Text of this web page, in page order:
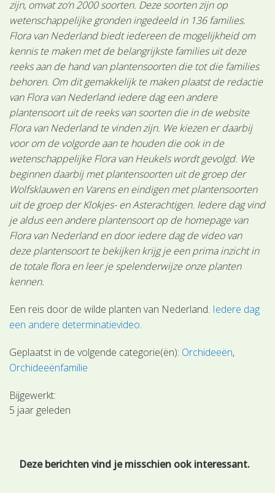
zijn, omvat zo’n 2000 soorten. Deze soorten zijn op
wetenschappelijke gronden ingedeeld in 136 families.
Flora van Nederland biedt iedereen de mogelijkheid om
kennis te maken met de belangrijkste families uit deze
reeks aan de hand van plantensoorten die tot die families
behoren. Om dit gemakkelijk te maken plaatst de redactie
van Flora van Nederland iedere dag een andere
plantensoort uit de reeks van soorten die in de website
Flora van Nederland te vinden zijn. We kiezen er daarbij
voor om de volgorde aan te houden die ook in de
wetenschappelijke Flora van Heukels wordt gevolgd. We
beginnen daarbij met plantensoorten uit de groep der
Wolfsklauwen en Varens en eindigen met plantensoorten
uit de groep der Klokjes- en Asterachtigen. Iedere dag vind
je aldus een andere plantensoort op de homepage van
Flora van Nederland en door iedere dag de video van
deze plantensoort te bekijken krijg je een prima inzicht in
de totale flora en leer je spelenderwijze onze planten
kennen.
Een reis door de wilde planten van Nederland. Iedere dag
een andere determinatievideo.
Geplaatst in de volgende categorie(ën): Orchideeën
Orchideeënfamilie
Bijgewerkt:
5 jaar geleden
Deze berichten vind je misschien ook interessant.